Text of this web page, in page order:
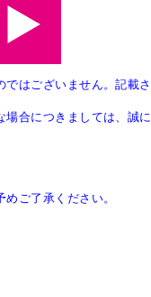
はございません。記載
合につきましては、誠
ご了承ください。